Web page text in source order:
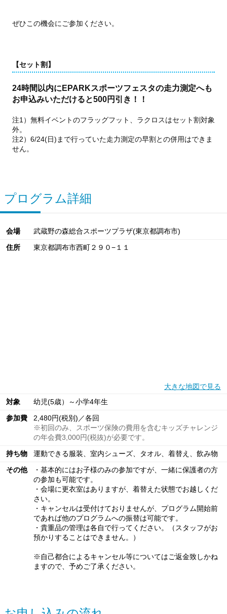
ぜひこの機会にご参加ください。
【セット割】
24時間以内にEPARKスポーツフェスタの走力測定へも
お申込みいただけると500円引き！！
注1）無料イベントのフラッグフット、ラクロスはセット割対象
外。
注2）6/24(日)まで行っていた走力測定の早割との併用はできま
せん。
プログラム詳細
会場
武蔵野の森総合スポーツプラザ(東京都調布市)
住所
東京都調布市西町２９０−１１
大きな地図で見る
対象
幼児(5歳）～小学4年生
参加費
2,480円(税別)／各回
※初回のみ、スポーツ保険の費用を含むキッズチャレンジ
の年会費3,000円(税抜)が必要です。
持ち物
運動できる服装、室内シューズ、タオル、着替え、飲み物
その他
・基本的にはお子様のみの参加ですが、一緒に保護者の方
の参加も可能です。
・会場に更衣室はありますが、着替えた状態でお越しくだ
さい。
・キャンセルは受付けておりませんが、プログラム開始前
であれば他のプログラムへの振替は可能です。
・貴重品の管理は各自で行ってください。（スタッフがお
預かりすることはできません。）
※自己都合によるキャンセル等についてはご返金致しかね
ますので、予めご了承ください。